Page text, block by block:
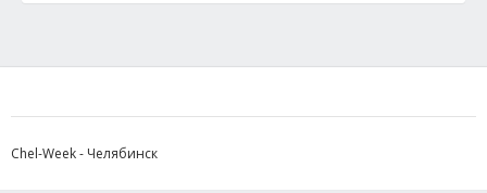
Chel-Week - Челябинск